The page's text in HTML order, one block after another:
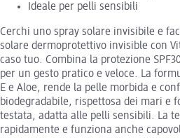
Ideale per pelli sensibili
Cerchi uno spray solare invisibile e
solare dermoprotettivo invisible con
caso tuo. Combina la protezione
per un gesto pratico e veloce. La
E e Aloe, rende la pelle morbida e
biodegradabile, rispettosa dei mari e
testata, adatta alle pelli sensibili. La
rapidamente e funziona anche